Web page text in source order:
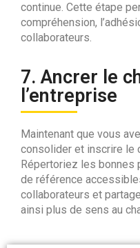
continue. Cette étape
compréhension,
collaborateurs.
7. Ancrer le
l’entreprise
Maintenant que vous
consolider et inscrire le
Répertoriez les bonnes
de référence
collaborateurs et
ainsi plus de sens au